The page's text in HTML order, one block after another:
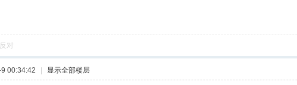
反对
00:34:42 | 显示全部楼层